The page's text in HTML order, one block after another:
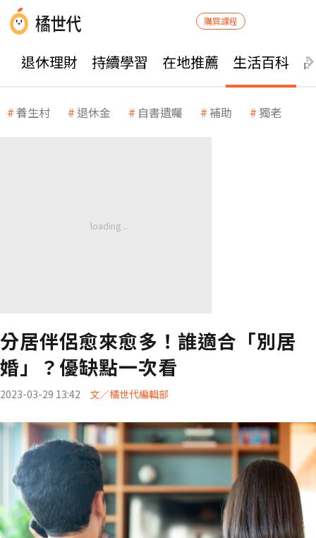
購買課程
退休理財 持續學習 在地推薦 生活百科
養生村 退休金 自書遺囑 補助 獨老
分居伴侶愈來愈多！誰適合「別居
婚」？優缺點一次看
2023-03-29 13:42 文／橘世代編輯部